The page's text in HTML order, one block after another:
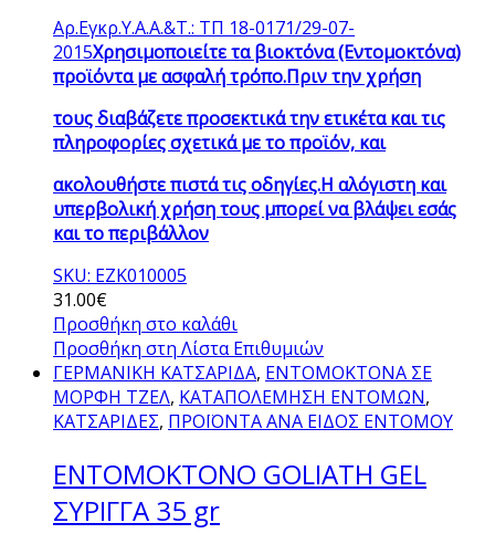
Αρ.Εγκρ.Υ.Α.Α.&Τ.: ΤΠ 18-0171/29-07-
2015Χρησιμοποιείτε τα βιοκτόνα (Εντομοκτόνα)
προϊόντα με ασφαλή τρόπο.Πριν την χρήση
τους διαβάζετε προσεκτικά την ετικέτα και τις
πληροφορίες σχετικά με το προϊόν, και
ακολουθήστε πιστά τις οδηγίες.Η αλόγιστη και
υπερβολική χρήση τους μπορεί να βλάψει εσάς
και το περιβάλλον
SKU: ΕΖΚ010005
31.00€
Προσθήκη στο καλάθι
Προσθήκη στη Λίστα Επιθυμιών
ΓΕΡΜΑΝΙΚΗ ΚΑΤΣΑΡΙΔΑ, ΕΝΤΟΜΟΚΤΟΝΑ ΣΕ
ΜΟΡΦΗ ΤΖΕΛ, ΚΑΤΑΠΟΛΕΜΗΣΗ ΕΝΤΟΜΩΝ,
ΚΑΤΣΑΡΙΔΕΣ, ΠΡΟΪΟΝΤΑ ΑΝΑ ΕΙΔΟΣ ΕΝΤΟΜΟΥ
ΕΝΤΟΜΟΚΤΟΝΟ GOLIATH GEL
ΣΥΡΙΓΓΑ 35 gr